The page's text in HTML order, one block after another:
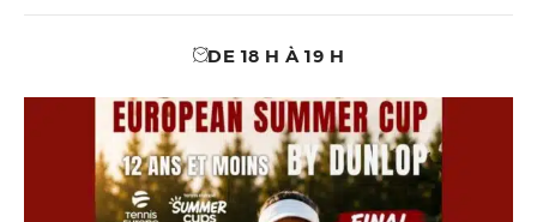
DE 18 H À 19 H